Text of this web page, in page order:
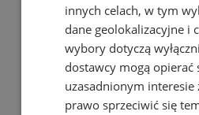
innych celach, w tym
dane geolokalizacyjne i
wybory dotyczą
dostawcy mogą opierać
uzasadnionym interesie
prawo sprzeciwić się